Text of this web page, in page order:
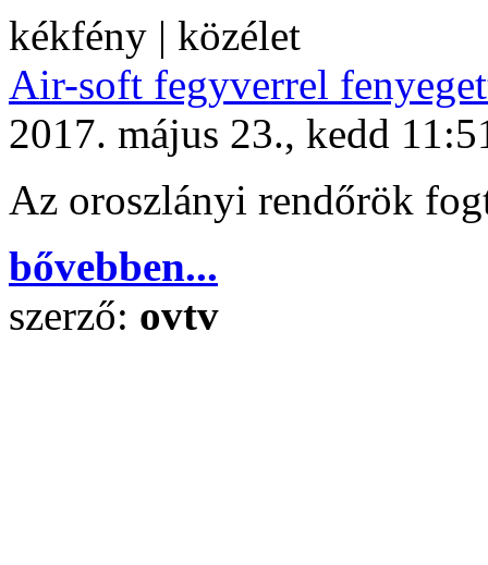
kékfény | közélet
Air-soft fegyverrel
2017. május 23., kedd
Az oroszlányi rendőrök
bővebben...
szerző: ovtv